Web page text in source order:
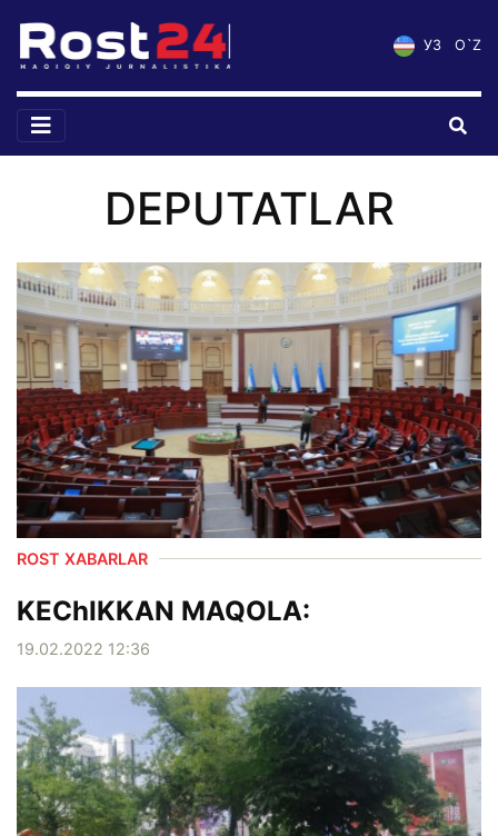
УЗ O`Z
DEPUTATLAR
ROST XABARLAR
KEChIKKAN MAQOLA:
19.02.2022 12:36